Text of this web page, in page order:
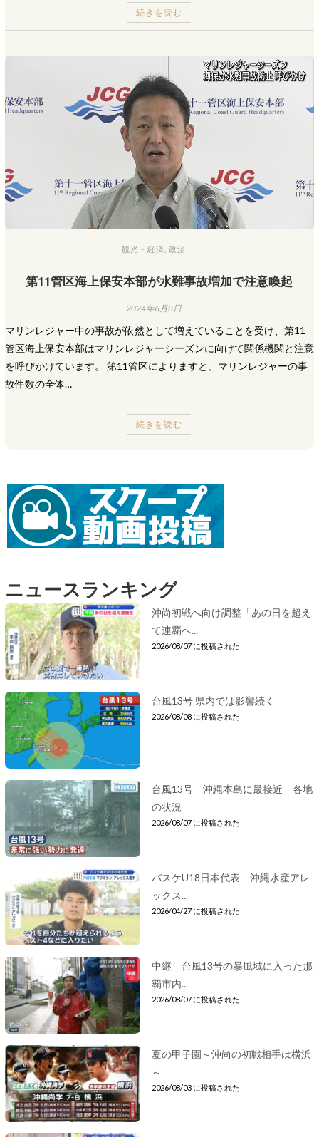
続きを読む
観光・経済 ,政治
第11管区海上保安本部が水難事故増加で注意喚起
2024年6月8日
マリンレジャー中の事故が依然として増えていることを受け、第11
管区海上保安本部はマリンレジャーシーズンに向けて関係機関と注意
を呼びかけています。 第11管区によりますと、マリンレジャーの事
故件数の全体…
続きを読む
ニュースランキング
沖尚初戦へ向け調整「あの日を超え
て連覇へ...
2026/08/07 に投稿された
台風13号 県内では影響続く
2026/08/08 に投稿された
台風13号 沖縄本島に最接近 各地
の状況
2026/08/07 に投稿された
バスケU18日本代表 沖縄水産アレ
ックス...
2026/04/27 に投稿された
中継 台風13号の暴風域に入った那
覇市内...
2026/08/07 に投稿された
夏の甲子園～沖尚の初戦相手は横浜
～
2026/08/03 に投稿された